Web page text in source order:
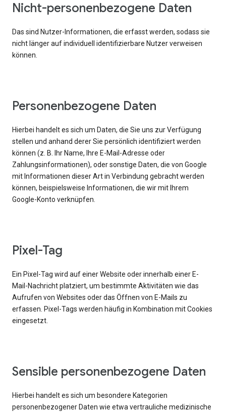
Nicht-personenbezogene Daten
Das sind Nutzer-Informationen, die erfasst werden, sodass sie
nicht länger auf individuell identifizierbare Nutzer verweisen
können.
Personenbezogene Daten
Hierbei handelt es sich um Daten, die Sie uns zur Verfügung
stellen und anhand derer Sie persönlich identifiziert werden
können (z. B. Ihr Name, Ihre E-Mail-Adresse oder
Zahlungsinformationen), oder sonstige Daten, die von Google
mit Informationen dieser Art in Verbindung gebracht werden
können, beispielsweise Informationen, die wir mit Ihrem
Google-Konto verknüpfen.
Pixel-Tag
Ein Pixel-Tag wird auf einer Website oder innerhalb einer E-
Mail-Nachricht platziert, um bestimmte Aktivitäten wie das
Aufrufen von Websites oder das Öffnen von E-Mails zu
erfassen. Pixel-Tags werden häufig in Kombination mit Cookies
eingesetzt.
Sensible personenbezogene Daten
Hierbei handelt es sich um besondere Kategorien
personenbezogener Daten wie etwa vertrauliche medizinische